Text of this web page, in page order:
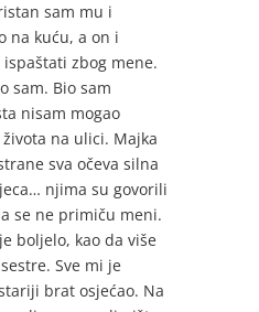
sam mu i
na kuću, a on i
zbog mene.
sam. Bio sam
nisam mogao
na ulici. Majka
sva očeva silna
njima su govorili
se ne primiču meni.
boljelo, kao da više
Sve mi je
brat osjećao. Na